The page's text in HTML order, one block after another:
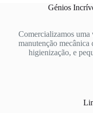
Génios
Comercializamos uma
manutenção mecânica
higienização, e